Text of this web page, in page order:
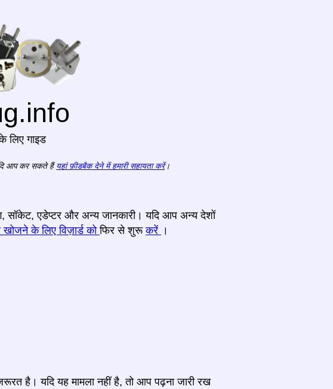
लिए गाइड
आप कर सकते हैं यहां फ़ीडबैक देने में हमारी सहायता करें।
सॉकेट, एडेप्टर और अन्य जानकारी। यदि आप अन्य देशों
खोजने के लिए विज़ार्ड कोफिर से शुरूकरें ।
है। यदि यह मामला नहीं है, तो आप पढ़ना जारी रख